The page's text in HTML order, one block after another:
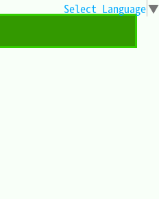
Select Language▼